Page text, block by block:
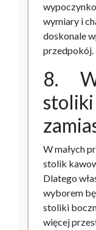
wymiary i
doskonale
przedpokój.
8.
stoliki
W małych
stolik
Dlatego
wyborem
stoliki
więcej